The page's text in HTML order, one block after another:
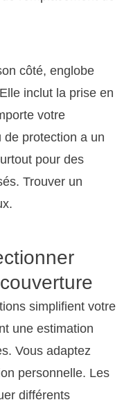
côté, englobe
inclut la prise en
votre
de protection a un
pour des
Trouver un
simplifient votre
une estimation
Vous adaptez
personnelle. Les
différents